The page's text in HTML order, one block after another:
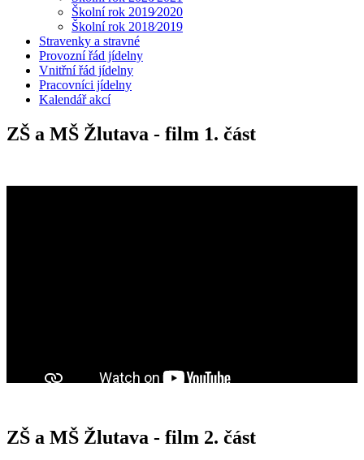
Školní rok 2019⁄2020
Školní rok 2018⁄2019
Stravenky a stravné
Provozní řád jídelny
Vnitřní řád jídelny
Pracovníci jídelny
Kalendář akcí
ZŠ a MŠ Žlutava - film 1. část
ZŠ a MŠ Žlutava - film 2. část